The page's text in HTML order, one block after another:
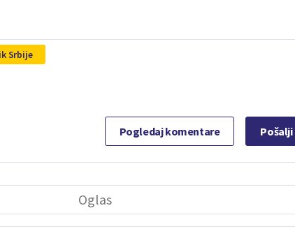
Srbije
Pogledaj komentare